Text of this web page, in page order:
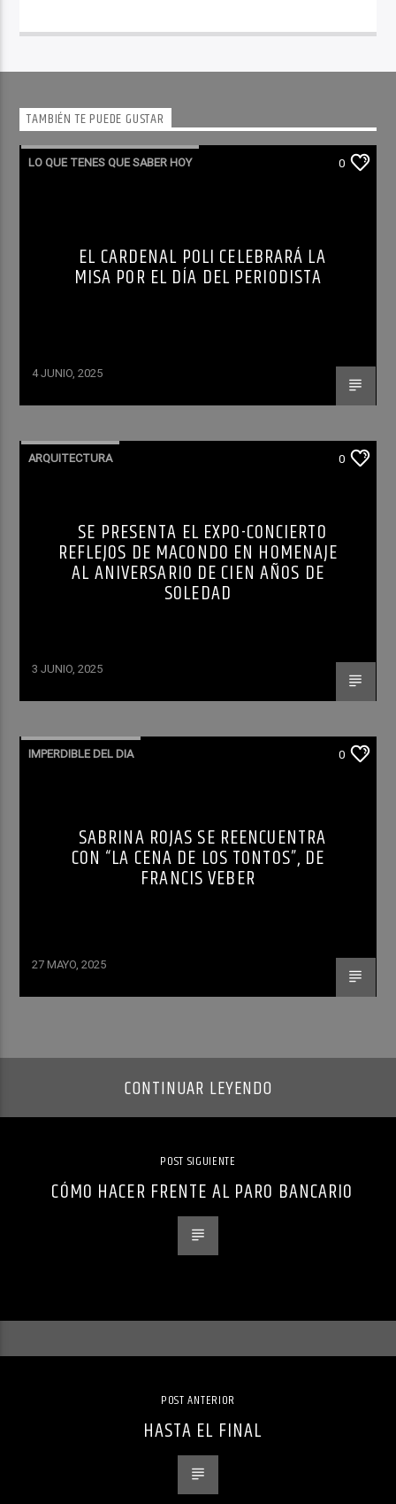
TAMBIÉN TE PUEDE GUSTAR
LO QUE TENES QUE SABER HOY 0
EL CARDENAL POLI CELEBRARÁ LA
MISA POR EL DÍA DEL PERIODISTA
4 JUNIO, 2025
ARQUITECTURA 0
SE PRESENTA EL EXPO-CONCIERTO
REFLEJOS DE MACONDO EN HOMENAJE
AL ANIVERSARIO DE CIEN AÑOS DE
SOLEDAD
3 JUNIO, 2025
IMPERDIBLE DEL DIA 0
SABRINA ROJAS SE REENCUENTRA
CON “LA CENA DE LOS TONTOS”, DE
FRANCIS VEBER
27 MAYO, 2025
CONTINUAR LEYENDO
POST SIGUIENTE
CÓMO HACER FRENTE AL PARO BANCARIO
POST ANTERIOR
HASTA EL FINAL